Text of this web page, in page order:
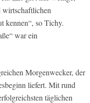
wirtschaftlichen
kennen“, so Tichy.
war ein
Morgenwecker, der
liefert. Mit rund
täglichen